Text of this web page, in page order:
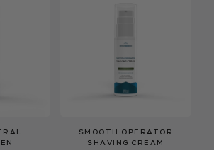
SMOOTH OPERATOR
SHAVING CREAM